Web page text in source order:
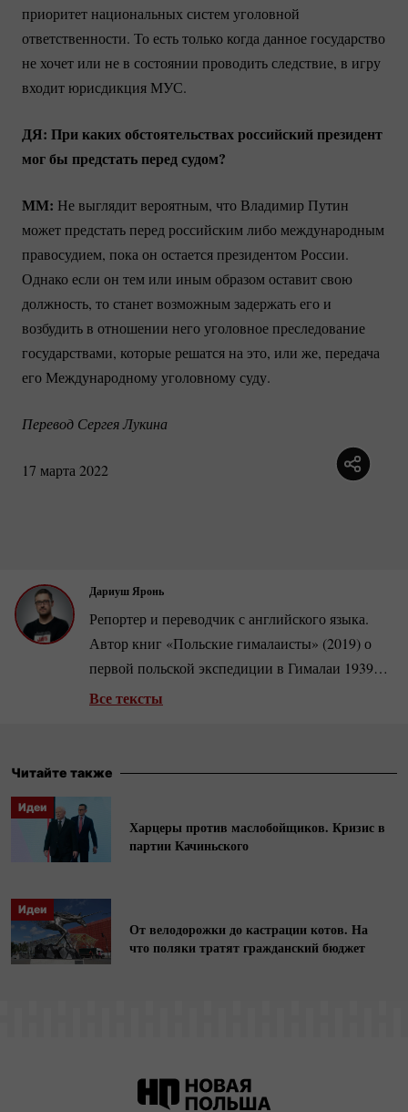
приоритет национальных систем уголовной
ответственности. То есть только когда данное государство
не хочет или не в состоянии проводить следствие, в игру
входит юрисдикция МУС.
ДЯ: При каких обстоятельствах российский президент
мог бы предстать перед судом?
ММ: Не выглядит вероятным, что Владимир Путин
может предстать перед российским либо международным
правосудием, пока он остается президентом России.
Однако если он тем или иным образом оставит свою
должность, то станет возможным задержать его и
возбудить в отношении него уголовное преследование
государствами, которые решатся на это, или же, передача
его Международному уголовному суду.
Перевод Сергея Лукина
17 марта 2022
Дариуш Яронь
Репортер и переводчик с английского языка.
Автор книг «Польские гималаисты» (2019) о
первой польской экспедиции в Гималаи 1939
года и «Прыгуны. Прерванный полет» (2020) о
сестры Хелены.
Все тексты
Читайте также
Идеи
Харцеры против маслобойщиков. Кризис в
партии Качиньского
Идеи
От велодорожки до кастрации котов. На
что поляки тратят гражданский бюджет